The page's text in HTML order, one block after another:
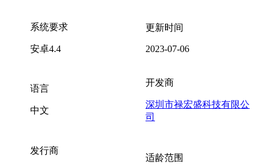
系统要求
安卓4.4
更新时间
2023-07-06
语言
中文
开发商
深圳市禄宏盛科技有限公
司
发行商
适龄范围